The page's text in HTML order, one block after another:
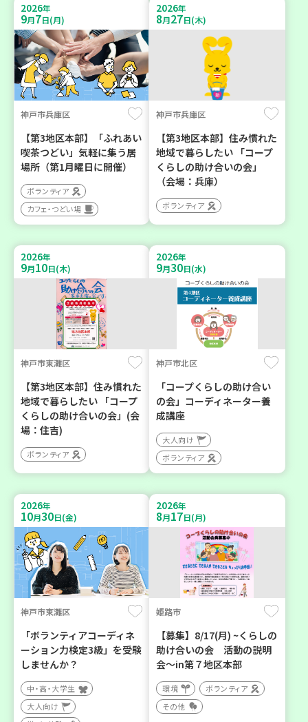
2026年
9月7日(月)
神戸市兵庫区
【第3地区本部】「ふれあい
喫茶つどい」気軽に集う居
場所（第1月曜日に開催）
ボランティア
カフェ・つどい場
2026年
8月27日(木)
神戸市兵庫区
【第3地区本部】住み慣れた
地域で暮らしたい 「コープ
くらしの助け合いの会」
（会場：兵庫）
ボランティア
2026年
9月10日(木)
神戸市東灘区
【第3地区本部】住み慣れた
地域で暮らしたい 「コープ
くらしの助け合いの会」(会
場：住吉)
ボランティア
2026年
9月30日(水)
神戸市北区
「コープくらしの助け合い
の会」コーディネーター養
成講座
大人向け
ボランティア
2026年
10月30日(金)
神戸市東灘区
「ボランティアコーディネ
ーション力検定3級」を受験
しませんか？
中・高・大学生
大人向け
2026年
8月17日(月)
姫路市
【募集】8/17(月) ~くらしの
助け合いの会 活動の説明
会～in第７地区本部
環境
ボランティア
その他